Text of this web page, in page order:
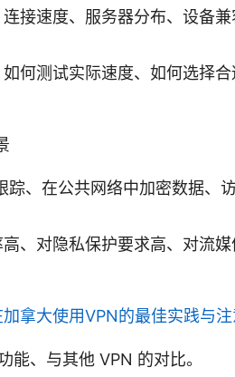
接速度、服务器分布、设备
何测试实际速度、如何选择
、在公共网络中加密数据、
、对隐私保护要求高、对流
拿大使用VPN的最佳实践与
、与其他 VPN 的对比。